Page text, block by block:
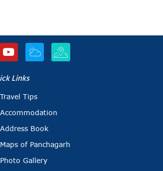
Links
Travel Tips
Accommodation
Address Book
Maps of Panchagarh
Photo Gallery